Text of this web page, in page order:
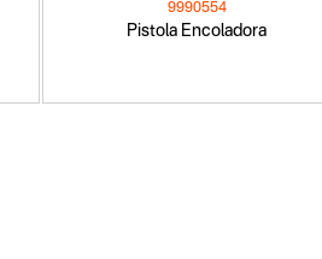
Pistola Encoladora
9990554